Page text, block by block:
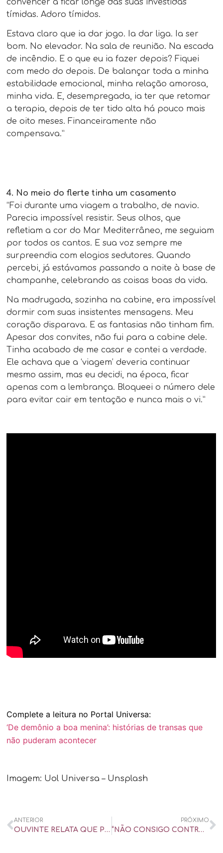
convencer a ficar longe das suas investidas
tímidas. Adoro tímidos.
Estava claro que ia dar jogo. Ia dar liga. Ia ser
bom. No elevador. Na sala de reunião. Na escada
de incêndio. E o que eu ia fazer depois? Fiquei
com medo do depois. De balançar toda a minha
estabilidade emocional, minha relação amorosa,
minha vida. E, desempregada, ia ter que retomar
a terapia, depois de ter tido alta há pouco mais
de oito meses. Financeiramente não
compensava.”
4. No meio do flerte tinha um casamento
“Foi durante uma viagem a trabalho, de navio.
Parecia impossível resistir. Seus olhos, que
refletiam a cor do Mar Mediterrâneo, me seguiam
por todos os cantos. E sua voz sempre me
surpreendia com elogios sedutores. Quando
percebi, já estávamos passando a noite à base de
champanhe, celebrando as coisas boas da vida.
Na madrugada, sozinha na cabine, era impossível
dormir com suas insistentes mensagens. Meu
coração disparava. E as fantasias não tinham fim.
Apesar dos convites, não fui para a cabine dele.
Tinha acabado de me casar e contei a verdade.
Ele achava que a ‘viagem’ deveria continuar
mesmo assim, mas eu decidi, na época, ficar
apenas com a lembrança. Bloqueei o número dele
para evitar cair em tentação e nunca mais o vi.”
Complete a leitura no Portal Universa:
‘De demônio a boa menina’: histórias de transas que
não puderam acontecer
Imagem: Uol Universa – Unsplash
ANTERIOR
OUVINTE RELATA QUE PERDOOU A TRAIÇÃO DA ESPOSA E APIMENTOU O SEXO DO CASAL – CBN PARA MAIORES – NOITE TOTAL – ENTREVISTA
PRÓXIMO
“NÃO CONSIGO CONTROLAR O OLHAR SOBRE OS DECOTES FEMININOS” – CBN PARA MAIORES – NOITE TOTAL – ENTREVISTA